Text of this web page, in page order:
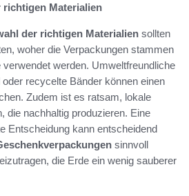
Materialien
der richtigen Materialien sollten
woher die Verpackungen stammen
werden. Umweltfreundliche
recycelte Bänder können einen
Zudem ist es ratsam, lokale
die nachhaltig produzieren. Eine
Entscheidung kann entscheidend
sinnvoll
die Erde ein wenig sauberer